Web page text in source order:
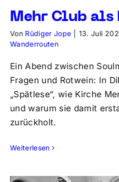
Mehr Club als
Von Rüdiger Jope 13. Juli
Wanderrouten
Ein Abend zwischen
Fragen und Rotwein: In
„Spätlese“, wie Kirche
und warum sie damit
zurückholt.
Weiterlesen